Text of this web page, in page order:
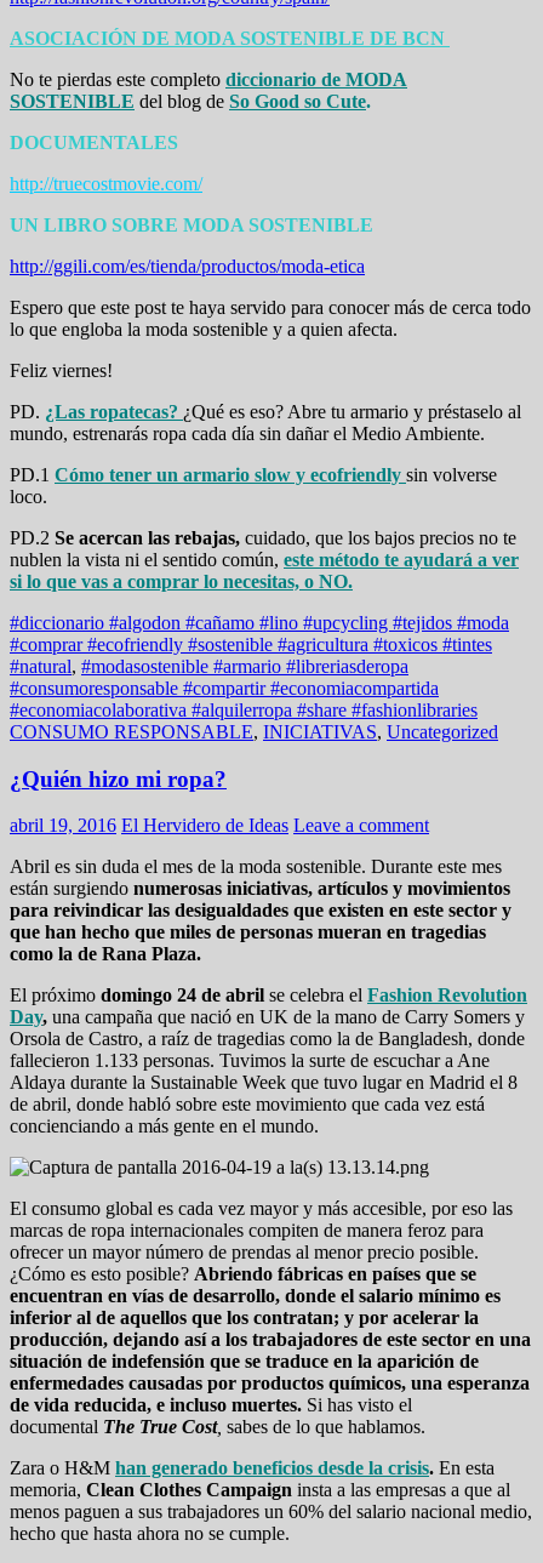
ASOCIACIÓN DE MODA SOSTENIBLE DE BCN
No te pierdas este completo diccionario de MODA
SOSTENIBLE del blog de So Good so Cute.
DOCUMENTALES
http://truecostmovie.com/
UN LIBRO SOBRE MODA SOSTENIBLE
http://ggili.com/es/tienda/productos/moda-etica
Espero que este post te haya servido para conocer más de cerca todo
lo que engloba la moda sostenible y a quien afecta.
Feliz viernes!
PD. ¿Las ropatecas? ¿Qué es eso? Abre tu armario y préstaselo al
mundo, estrenarás ropa cada día sin dañar el Medio Ambiente.
PD.1 Cómo tener un armario slow y ecofriendly sin volverse
loco.
PD.2 Se acercan las rebajas, cuidado, que los bajos precios no te
nublen la vista ni el sentido común, este método te ayudará a ver
si lo que vas a comprar lo necesitas, o NO.
#diccionario #algodon #cañamo #lino #upcycling #tejidos #moda
#comprar #ecofriendly #sostenible #agricultura #toxicos #tintes
#natural, #modasostenible #armario #libreriasderopa
#consumoresponsable #compartir #economiacompartida
#economiacolaborativa #alquilerropa #share #fashionlibraries
CONSUMO RESPONSABLE, INICIATIVAS, Uncategorized
¿Quién hizo mi ropa?
abril 19, 2016 El Hervidero de Ideas Leave a comment
Abril es sin duda el mes de la moda sostenible. Durante este mes
están surgiendo numerosas iniciativas, artículos y movimientos
para reivindicar las desigualdades que existen en este sector y
que han hecho que miles de personas mueran en tragedias
como la de Rana Plaza.
El próximo domingo 24 de abril se celebra el Fashion Revolution
Day, una campaña que nació en UK de la mano de Carry Somers y
Orsola de Castro, a raíz de tragedias como la de Bangladesh, donde
fallecieron 1.133 personas. Tuvimos la surte de escuchar a Ane
Aldaya durante la Sustainable Week que tuvo lugar en Madrid el 8
de abril, donde habló sobre este movimiento que cada vez está
concienciando a más gente en el mundo.
El consumo global es cada vez mayor y más accesible, por eso las
marcas de ropa internacionales compiten de manera feroz para
ofrecer un mayor número de prendas al menor precio posible.
¿Cómo es esto posible? Abriendo fábricas en países que se
encuentran en vías de desarrollo, donde el salario mínimo es
inferior al de aquellos que los contratan; y por acelerar la
producción, dejando así a los trabajadores de este sector en una
situación de indefensión que se traduce en la aparición de
enfermedades causadas por productos químicos, una esperanza
de vida reducida, e incluso muertes. Si has visto el
documental The True Cost, sabes de lo que hablamos.
Zara o H&M han generado beneficios desde la crisis. En esta
memoria, Clean Clothes Campaign insta a las empresas a que al
menos paguen a sus trabajadores un 60% del salario nacional medio,
hecho que hasta ahora no se cumple.